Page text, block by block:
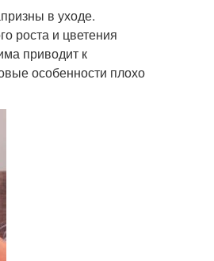
в уходе.
роста и цветения
приводит к
особенности плохо